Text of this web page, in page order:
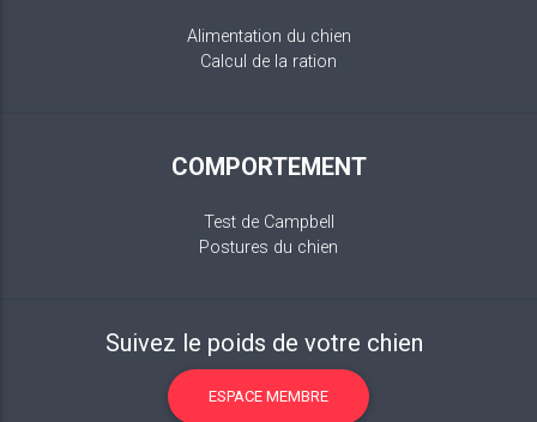
Alimentation du chien
Calcul de la ration
COMPORTEMENT
Test de Campbell
Postures du chien
Suivez le poids de votre chien
ESPACE MEMBRE